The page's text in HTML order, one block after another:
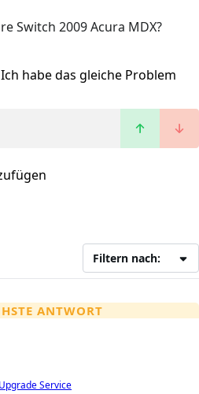
Switch 2009 Acura MDX?
Ich habe das gleiche Problem
Filtern nach:
ANTWORT
Service